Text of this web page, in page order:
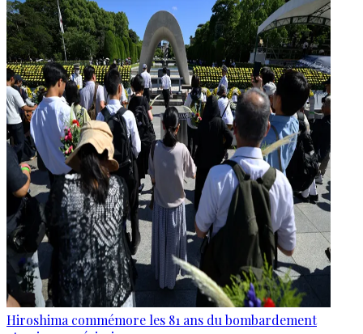
Hiroshima commémore les 81 ans du bombardement